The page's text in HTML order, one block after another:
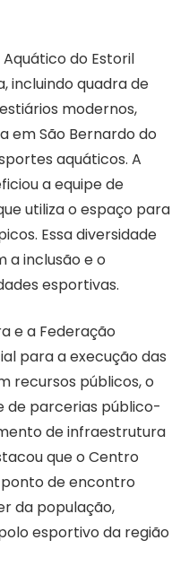
do Estoril
incluindo quadra de
modernos,
em São Bernardo do
aquáticos. A
a equipe de
utiliza o espaço para
Essa diversidade
a inclusão e o
esportivas.
e a Federação
para a execução das
recursos públicos, o
de parcerias público-
de infraestrutura
que o Centro
de encontro
da população,
esportivo da região